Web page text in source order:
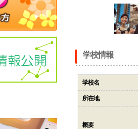
学校情報
学校名
所在地
概要